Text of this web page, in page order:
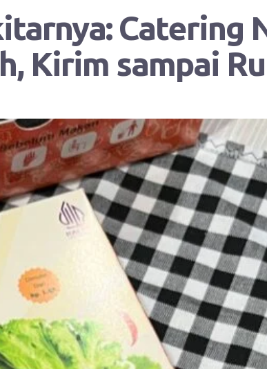
Catering
Kirim sampai